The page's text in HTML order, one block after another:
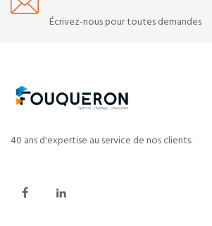
Écrivez-nous pour toutes demandes
40 ans d'expertise au service de nos clients.